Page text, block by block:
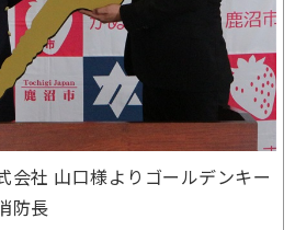
社 山口様よりゴールデンキー
防長